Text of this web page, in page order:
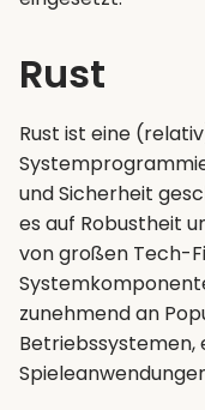
Rust
Rust ist eine
und Sicherheit
es auf Robustheit
von großen Tech-
zunehmend an